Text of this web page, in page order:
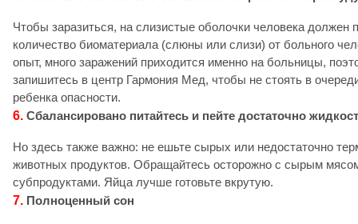
Чтобы заразиться, на слизистые оболочки человека должен
количество биоматериала (слюны или слизи) от больного
опыт, много заражений приходится именно на больницы,
запишитесь в центр Гармония Мед, чтобы не стоять в
ребенка опасности.
6. Сбалансировано питайтесь и пейте достаточно
Но здесь также важно: не ешьте сырых или недостаточно
животных продуктов. Обращайтесь осторожно с сырым
субпродуктами. Яйца лучше готовьте вкрутую.
7. Полноценный сон